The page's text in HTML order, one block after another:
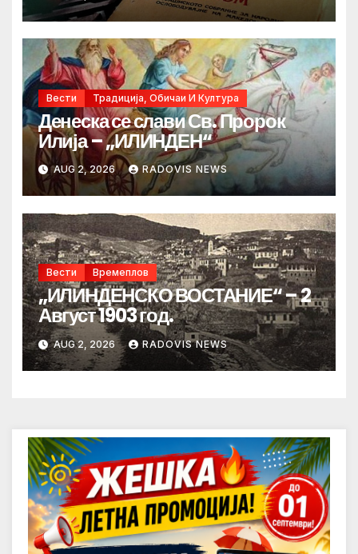
Вести Традиција, Обичаи И Култура
Денеска се слави Св. Пророк
Илија – „ИЛИНДЕН“
AUG 2, 2026 RADOVIS NEWS
Вести Времеплов
„ИЛИНДЕНСКО ВОСТАНИЕ“ – 2
Август 1903 год.
AUG 2, 2026 RADOVIS NEWS